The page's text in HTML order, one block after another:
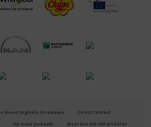
meest orginele Giveaways Direct Contact
Op maat gemaakt Meer dan 500.000 artikelen